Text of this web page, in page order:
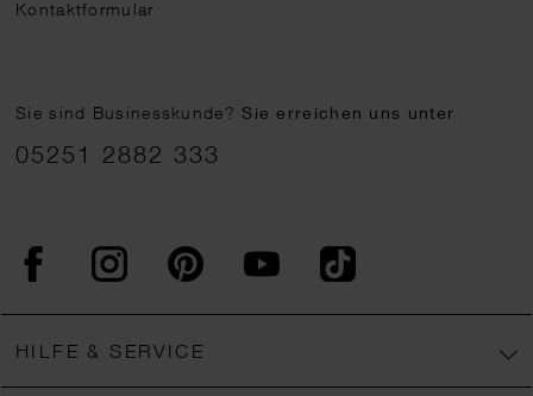
Kontaktformular
Sie sind Businesskunde?Sie erreichen uns unter
05251 2882 333
FacebookInstagram PinterestYouTubeTikTok
HILFE & SERVICE